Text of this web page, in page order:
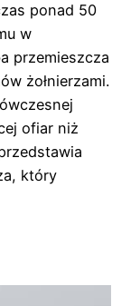
ponad 50
w
przemieszcza
żołnierzami.
ofiar niż
który